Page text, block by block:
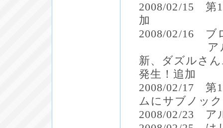
2008/02/15 第
加
2008/02/16 ブ
アルバム
新、ダズルさ
発生！追加
2008/02/17 第
ムにサブノッ
2008/02/23 ア